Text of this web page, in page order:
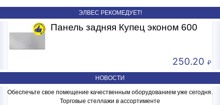
НОВОСТИ
Обеспечьте свое помещение качественным оборудованием уже сегодня.
Торговые стеллажи в ассортименте
ЭЛВЕС РЕКОМЕДУЕТ!
Панель задняя Купец эконом 600
250.20